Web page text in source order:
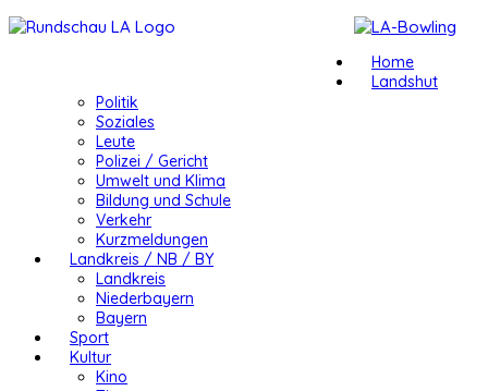
Home
Landshut
Politik
Soziales
Leute
Polizei / Gericht
Umwelt und Klima
Bildung und Schule
Verkehr
Kurzmeldungen
Landkreis / NB / BY
Landkreis
Niederbayern
Bayern
Sport
Kultur
Kino